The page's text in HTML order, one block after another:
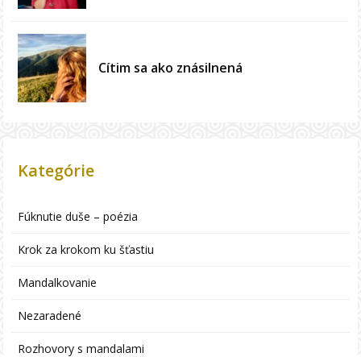
Cítim sa ako znásilnená
Kategórie
Fúknutie duše – poézia
Krok za krokom ku šťastiu
Mandalkovanie
Nezaradené
Rozhovory s mandalami